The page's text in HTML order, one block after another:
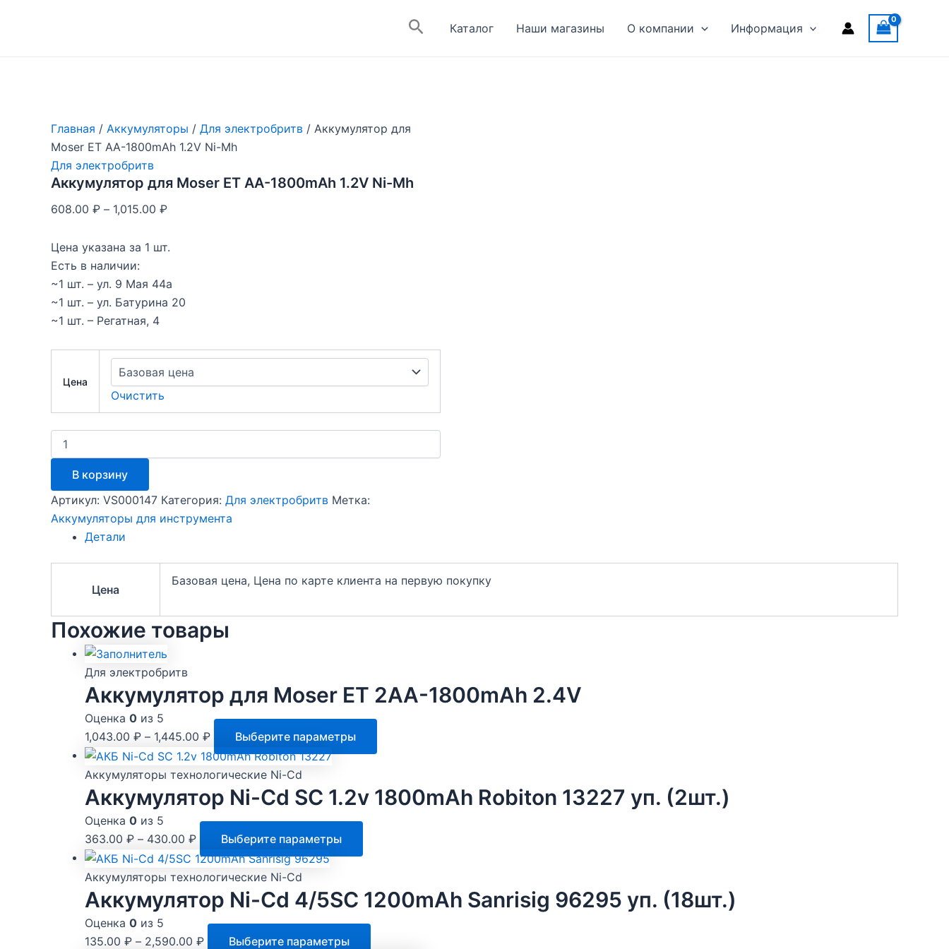
ПоискКаталог Наши магазины О компании Информация
Главная / Аккумуляторы / Для электробритв / Аккумулятор для
Moser ET AA-1800mAh 1.2V Ni-Mh
Для электробритв
Аккумулятор для Moser ET AA-1800mAh 1.2V Ni-Mh
608.00 ₽ – 1,015.00 ₽
Цена указана за 1 шт.
Есть в наличии:
~1 шт. – ул. 9 Мая 44а
~1 шт. – ул. Батурина 20
~1 шт. – Регатная, 4
Цена
Очистить
Количество
товара
Аккумулятор
Moser
ET
AA-
1800mAh
Ni-
В корзину
Артикул: VS000147 Категория: Для электробритв Метка:
Аккумуляторы для инструмента
Детали
Цена
Базовая цена, Цена по карте клиента на первую покупку
Похожие товары
Для электробритв
Аккумулятор для Moser ET 2AA-1800mAh 2.4V
Оценка 0 из 5
1,043.00 ₽ – 1,445.00 ₽ Выберите параметры
товар
несколько
вариаций.
странице
Аккумуляторы технологические Ni-Cd
Аккумулятор Ni-Cd SC 1.2v 1800mAh Robiton 13227 уп. (2шт.)
Оценка 0 из 5
363.00 ₽ – 430.00 ₽ Выберите параметры
товар
несколько
вариаций.
Опции
Аккумуляторы технологические Ni-Cd
Аккумулятор Ni-Cd 4/5SC 1200mAh Sanrisig 96295 уп. (18шт.)
Оценка 0 из 5
135.00 ₽ – 2,590.00 ₽ Выберите параметры